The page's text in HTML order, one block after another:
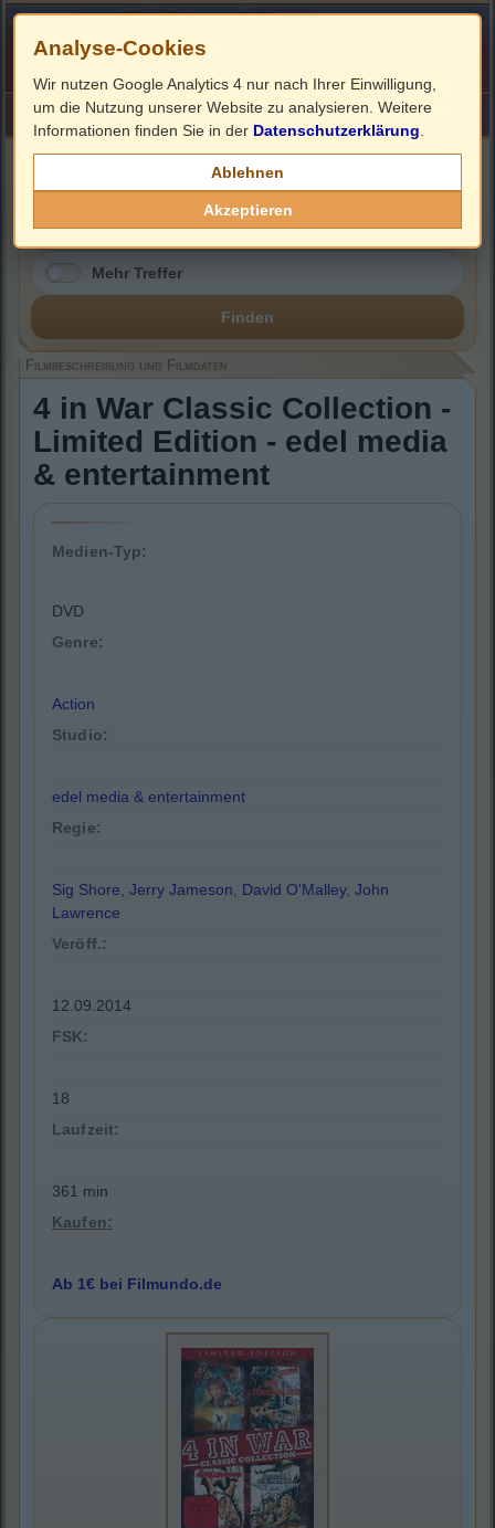
HOME ImpressumLinks
Filmbeschreibung, Cover & DVD Infos
Mehr Treffer
Finden
Filmbeschreibung und Filmdaten
4 in War Classic Collection -
Limited Edition - edel media
& entertainment
Medien-Typ:
DVD
Genre:
Action
Studio:
edel media & entertainment
Regie:
Sig Shore, Jerry Jameson, David O'Malley, John
Lawrence
Veröff.:
12.09.2014
FSK:
18
Laufzeit:
361 min
Kaufen:
Ab 1€ bei Filmundo.de
Analyse-Cookies
Wir nutzen Google Analytics 4 nur nach Ihrer Einwilligung,
um die Nutzung unserer Website zu analysieren. Weitere
Informationen finden Sie in der Datenschutzerklärung
Ablehnen
Akzeptieren